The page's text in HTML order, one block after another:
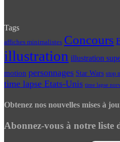
Tags
affiches minimalistes Concours
illustration illustration
motion personnages Star Wars stop
time lapse Etats-Unis time lapse
Obtenez nos nouvelles mises à
Abonnez-vous à notre liste